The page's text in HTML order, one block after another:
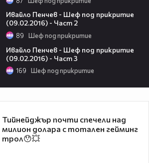
Ивайло Пенчев - Шеф под прикритие
(09.02.2016) - Част 2
89 Шеф под прикритие
Ивайло Пенчев - Шеф под прикритие
(09.02.2016) - Част 3
169 Шеф под прикритие
Тийнейджър почти спечели над
милион долара с тотален гейминг
трол😯💥